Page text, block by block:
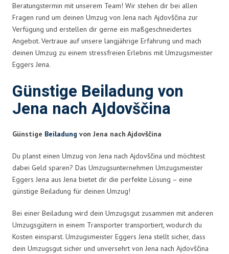
Beratungstermin mit unserem Team! Wir stehen dir bei allen
Fragen rund um deinen Umzug von Jena nach Ajdovščina zur
Verfügung und erstellen dir gerne ein maßgeschneidertes
Angebot. Vertraue auf unsere langjährige Erfahrung und mach
deinen Umzug zu einem stressfreien Erlebnis mit Umzugsmeister
Eggers Jena.
Günstige Beiladung von
Jena nach Ajdovščina
Günstige Beiladung von Jena nach Ajdovščina
Du planst einen Umzug von Jena nach Ajdovščina und möchtest
dabei Geld sparen? Das Umzugsunternehmen Umzugsmeister
Eggers Jena aus Jena bietet dir die perfekte Lösung – eine
günstige Beiladung für deinen Umzug!
Bei einer Beiladung wird dein Umzugsgut zusammen mit anderen
Umzugsgütern in einem Transporter transportiert, wodurch du
Kosten einsparst. Umzugsmeister Eggers Jena stellt sicher, dass
dein Umzugsgut sicher und unversehrt von Jena nach Ajdovščina